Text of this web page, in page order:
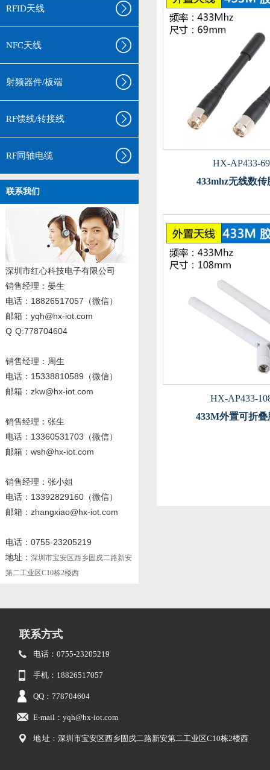
RFID天线
NFC天线
射频器件/板端
RF馈线/转接线
RF同轴电缆
联系我们
深圳市红心科技电子有限公司
销售经理 ：晏生
电话：18826517057（微信）
邮箱：yqh@hx-iot.com
Q Q:778704604
销售经理：周生
电话 ：15338810589 （微信）
邮箱：zkw@hx-iot.com
销售经理：张生
电话 ：13360531703 （微信）
邮箱：wsh@hx-iot.com
销售经理：张小姐
电话 ：13392829160 （微信）
邮箱：zhangxiao@hx-iot.com
电话：0755-23205219
地址： 深圳市宝安区西乡固戍二路新安
第二工业区C10栋2楼西
HX-AP433-
433mhz无线数
HX-AP433-
433M外置可折
联系方式
电话：0755-23205219
手机：18826517057
QQ：778704604
E-mail：yqh@hx-iot.com
地 址：深圳市宝安区西乡固戍二路新安第二工业区C10栋2楼西